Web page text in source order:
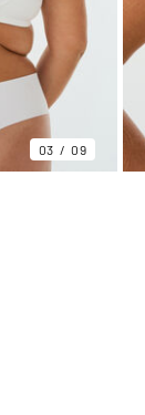
03 09